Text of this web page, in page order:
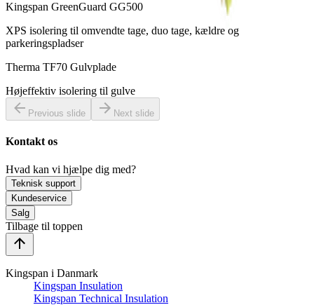
Kingspan GreenGuard GG500
XPS isolering til omvendte tage, duo tage, kældre og
parkeringspladser
Therma TF70 Gulvplade
Højeffektiv isolering til gulve
Previous slide Next slide
Kontakt os
Hvad kan vi hjælpe dig med?
Teknisk support
Kundeservice
Salg
Tilbage til toppen
Kingspan i Danmark
Kingspan Insulation
Kingspan Technical Insulation